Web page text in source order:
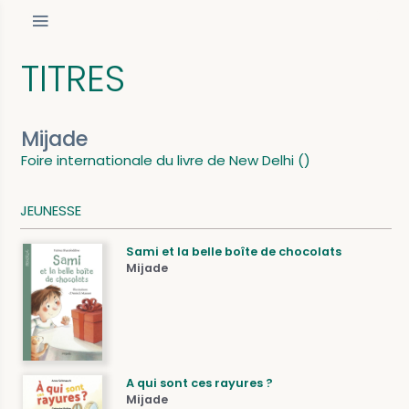
TITRES
Mijade
Foire internationale du livre de New Delhi ()
JEUNESSE
Sami et la belle boîte de chocolats
Mijade
A qui sont ces rayures ?
Mijade